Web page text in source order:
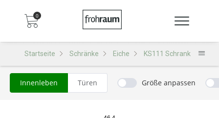
0
Startseite Schränke Eiche KS111 Schrank
Innenleben Türen Größe anpassen